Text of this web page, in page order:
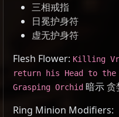
三相戒指
日冕护身符
虚无护身符
Flesh Flower: Killing
return his Head to the
Grasping Orchid 暗示贪
Ring Minion Modifiers: